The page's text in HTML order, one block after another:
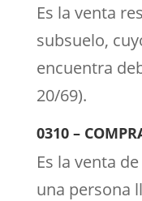
Es la venta
subsuelo,
encuentra
20/69).
0310 –
Es la venta
una persona